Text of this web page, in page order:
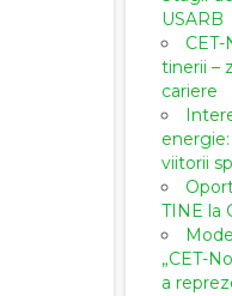
USARB
tinerii –
cariere
energie:
viitorii
TINE la
„CET-
a